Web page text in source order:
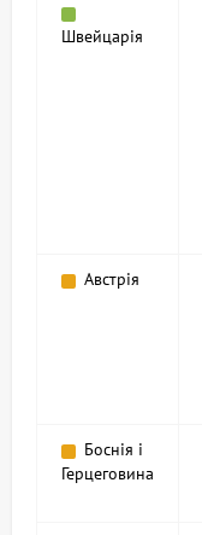
Швейцарія
Австрія
Боснія і
Герцеговина